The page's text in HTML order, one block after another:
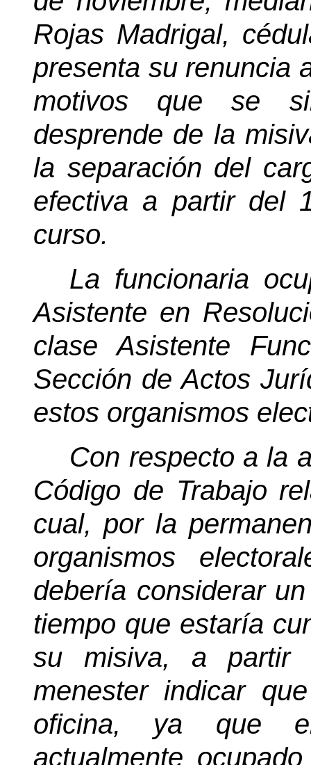
Rojas Madrigal,
presenta su renuncia
motivos que se
desprende de la
la separación del
efectiva a partir del
curso.
La funcionaria
Asistente en
clase Asistente
Sección de Actos
estos organismos
Con respecto a la
Código de Trabajo
cual, por la
organismos
debería considerar
tiempo que estaría
su misiva, a partir
menester indicar
oficina, ya que
actualmente